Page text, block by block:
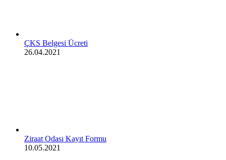
ÇKS Belgesi Ücreti
26.04.2021
Ziraat Odası Kayıt Formu
10.05.2021